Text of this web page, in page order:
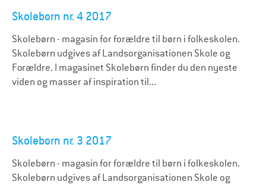
Skolebørn nr. 4 2017
Skolebørn - magasin for forældre til børn i folkeskolen.
Skolebørn udgives af Landsorganisationen Skole og
Forældre. I magasinet Skolebørn finder du den nyeste
viden og masser af inspiration til...
Skolebørn nr. 3 2017
Skolebørn - magasin for forældre til børn i folkeskolen.
Skolebørn udgives af Landsorganisationen Skole og